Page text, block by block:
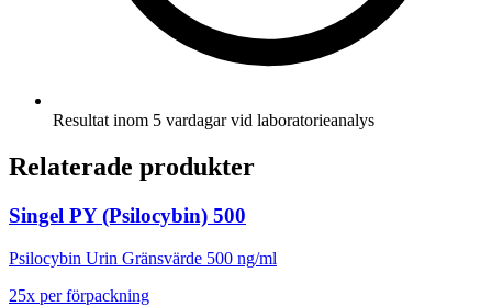
Resultat inom 5 vardagar vid laboratorieanalys
Relaterade produkter
Singel PY (Psilocybin) 500
Psilocybin Urin Gränsvärde 500 ng/ml
25x per förpackning